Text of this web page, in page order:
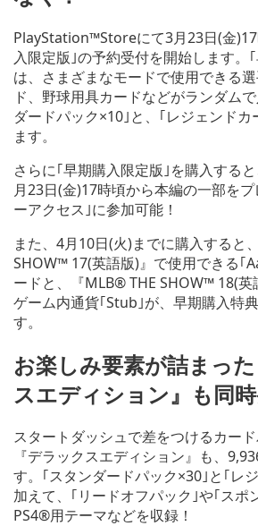
PlayStation™Storeにて3月23日(金
入限定版｣の予約受付を開始します。
は、さまざまなモードで使用できる
ド、野球用具カードなどがランダム
ダードパック×10｣と、｢レジェンド
ます。
さらに｢早期購入限定版｣を購入する
月23日(金)17時頃から本編の一部を
ーアクセス｣に参加可能！
また、4月10日(火)までに購入すると
SHOW™ 17(英語版)』で使用できる｢
ードと、『MLB® THE SHOW™ 18(英
ゲーム内通貨｢Stub｣が、早期購入特
す。
お楽しみ要素が詰まっ
スエディション』も同時
スタートダッシュで差をつけるカー
『デラックスエディション』も、
す。｢スタンダードパック×30｣と｢レ
加えて、｢リードオフパック｣や｢スポ
PS4®用テーマなどを収録！